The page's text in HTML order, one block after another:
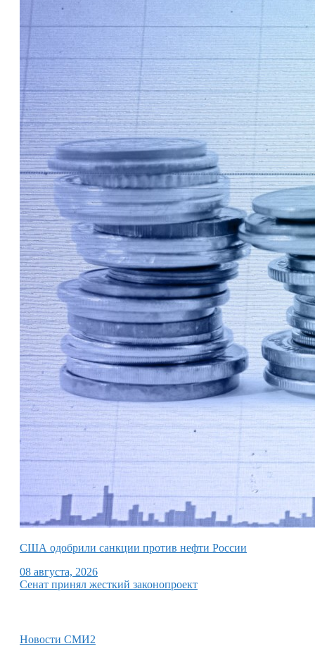
США одобрили санкции против нефти России
08 августа, 2026
Сенат принял жесткий законопроект
Новости СМИ2